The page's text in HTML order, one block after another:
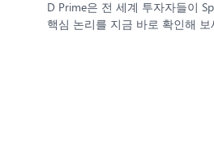
D Prime은 전 세계 투자자들이
핵심 논리를 지금 바로 확인해 보